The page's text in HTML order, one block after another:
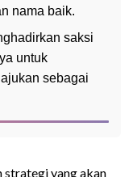
nama baik.
saksi
untuk
sebagai
yang akan